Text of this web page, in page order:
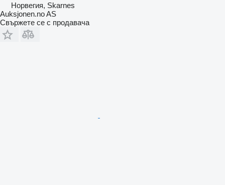
Норвегия, Skarnes
Auksjonen.no AS
Свържете се с продавача